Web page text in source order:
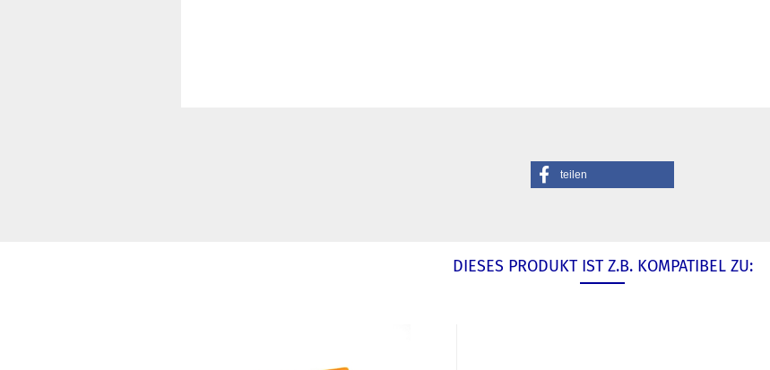
teilen
DIESES PRODUKT IST Z.B. KOMPATIBEL ZU: